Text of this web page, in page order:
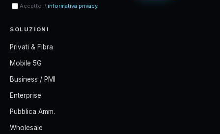
Accetto l\'informativa privacy
SOLUZIONI
Privati & Fibra
Mobile 5G
Business / PMI
Enterprise
Pubblica Amm.
Wholesale